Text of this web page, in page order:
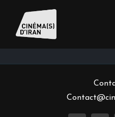
Inscrivez-vous à notre